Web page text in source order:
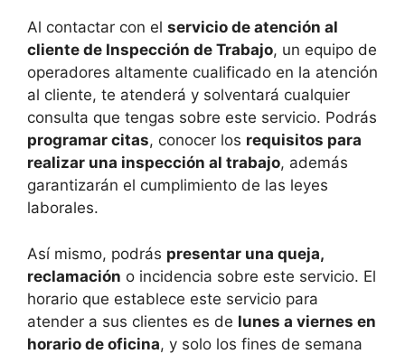
Al contactar con el servicio de atención al
cliente de Inspección de Trabajo, un equipo de
operadores altamente cualificado en la atención
al cliente, te atenderá y solventará cualquier
consulta que tengas sobre este servicio. Podrás
programar citas, conocer los requisitos para
realizar una inspección al trabajo, además
garantizarán el cumplimiento de las leyes
laborales.
Así mismo, podrás presentar una queja,
reclamación o incidencia sobre este servicio. El
horario que establece este servicio para
atender a sus clientes es de lunes a viernes en
horario de oficina, y solo los fines de semana